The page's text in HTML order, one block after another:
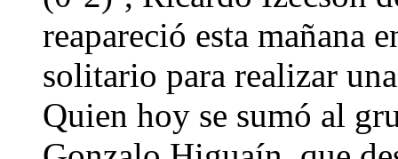
reapareció esta mañana
solitario para realizar
Quien hoy se sumó al